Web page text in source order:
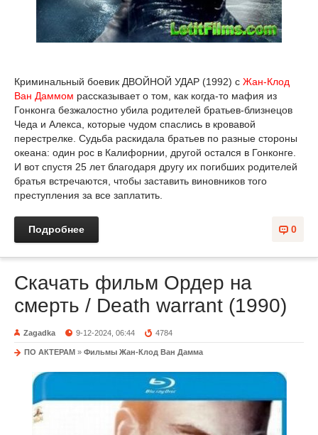
Криминальный боевик ДВОЙНОЙ УДАР (1992) с Жан-Клод
Ван Даммом рассказывает о том, как когда-то мафия из
Гонконга безжалостно убила родителей братьев-близнецов
Чеда и Алекса, которые чудом спаслись в кровавой
перестрелке. Судьба раскидала братьев по разные стороны
океана: один рос в Калифорнии, другой остался в Гонконге.
И вот спустя 25 лет благодаря другу их погибших родителей
братья встречаются, чтобы заставить виновников того
преступления за все заплатить.
0
Подробнее
Скачать фильм Ордер на
смерть / Death warrant (1990)
Zagadka 9-12-2024, 06:44 4784
ПО АКТЕРАМ » Фильмы Жан-Клод Ван Дамма